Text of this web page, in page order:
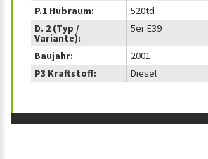
P.1 Hubraum:
520td
D. 2 (Typ /
Variante):
5er E39
Baujahr:
2001
P3 Kraftstoff:
Diesel